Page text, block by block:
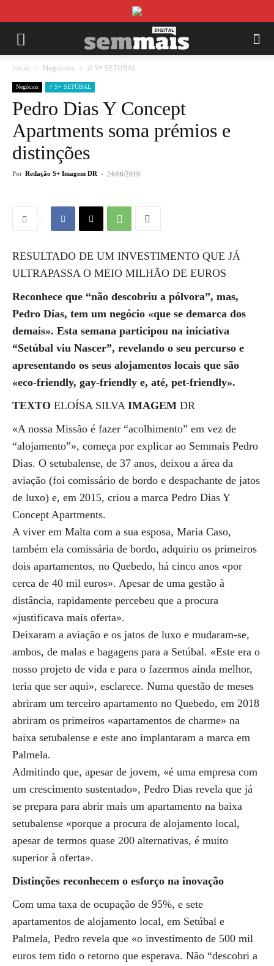
Início Negócios // S+ SETÚBAL
Negócios // S+ SETÚBAL
Pedro Dias Y Concept
Apartments soma prémios e
distinções
Por Redação S+ Imagem DR - 24/06/2019
RESULTADO DE UM INVESTIMENTO QUE JÁ
ULTRAPASSA O MEIO MILHÃO DE EUROS
Reconhece que “não descobriu a pólvora”, mas,
Pedro Dias, tem um negócio «que se demarca dos
demais». Esta semana participou na iniciativa
“Setúbal viu Nascer”, revelando o seu percurso e
apresentando os seus alojamentos locais que são
«eco-friendly, gay-friendly e, até, pet-friendly».
TEXTO ELOÍSA SILVA IMAGEM DR
«A nossa Missão é fazer “acolhimento” em vez de
“alojamento”», começa por explicar ao Semmais Pedro
Dias. O setubalense, de 37 anos, deixou a área da
aviação (foi comissário de bordo e despachante de jatos
de luxo) e, em 2015, criou a marca Pedro Dias Y
Concept Apartments.
A viver em Malta com a sua esposa, Maria Caso,
também ela comissária de bordo, adquiriu os primeiros
dois apartamentos, no Quebedo, há cinco anos «por
cerca de 40 mil euros». Apesar de uma gestão à
distância, rapidamente percebeu que a procura
«justificava mais oferta».
Deixaram a aviação e os jatos de luxo e mudaram-se,
ambos, de malas e bagagens para a Setúbal. «Este era o
nosso projeto de vida e para o fazermos ainda melhor,
teria que ser aqui», esclarece. Numa questão de meses
abriram um terceiro apartamento no Quebedo, em 2018
abriram os primeiros «apartamentos de charme» na
baixa setubalense e este ano implantaram a marca em
Palmela.
Admitindo que, apesar de jovem, «é uma empresa com
um crescimento sustentado», Pedro Dias revela que já
se prepara para abrir mais um apartamento na baixa
setubalense «porque a procura de alojamento local,
apesar de termos quase 200 alternativas, é muito
superior à oferta».
Distinções reconhecem o esforço na inovação
Com uma taxa de ocupação de 95%, e sete
apartamentos de alojamento local, em Setúbal e
Palmela, Pedro revela que «o investimento de 500 mil
euros tem tido o retorno que esperava. Não “descobri a